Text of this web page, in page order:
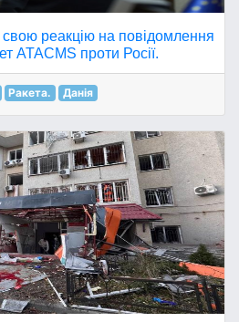
реакцію на повідомлення
ATACMS проти Росії.
Ракета. Данія